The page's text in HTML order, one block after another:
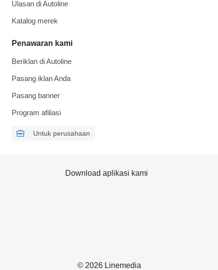
Ulasan di Autoline
Katalog merek
Penawaran kami
Beriklan di Autoline
Pasang iklan Anda
Pasang banner
Program afiliasi
Untuk perusahaan
© 2026 Linemedia
Download aplikasi kami